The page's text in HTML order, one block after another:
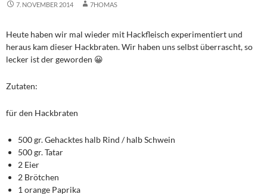
7. NOVEMBER 2014 7HOMAS
Heute haben wir mal wieder mit Hackfleisch experimentiert und
heraus kam dieser Hackbraten. Wir haben uns selbst überrascht, so
lecker ist der geworden 😀
Zutaten:
für den Hackbraten
500 gr. Gehacktes halb Rind / halb Schwein
500 gr. Tatar
2 Eier
2 Brötchen
1 orange Paprika